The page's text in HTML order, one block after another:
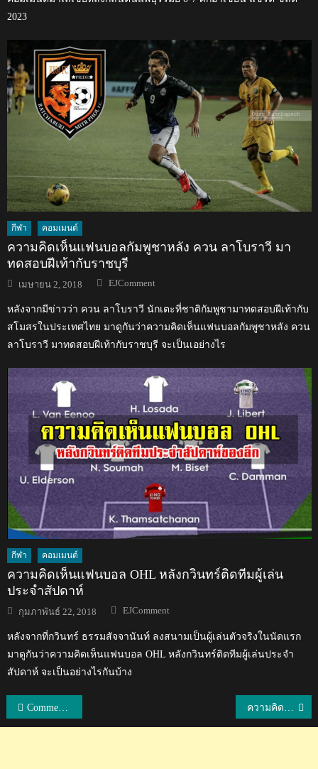
2023
กีฬา คอมเมนต์
ความคิดเห็นแฟนบอลกัมพูชาหลัง ควน ลาโบราวี มา
ทดสอบฝีเท้ากับราชบุรี
Posted
on
เมษายน 2, 2018 Author
EJComment
หลังจากมีข่าวว่า ควน ลาโบราวี นักเตะที่ชาติกัมพูชามาทดสอบฝีเท้ากับ
สโมสรในประเทศไทย มาดูกันว่าความคิดเห็นแฟนบอลกัมพูชาหลัง ควน
ลาโบราวี มาทดสอบฝีเท้ากับราชบุรี จะเป็นเอย่างไร
กีฬา คอมเมนต์
ความคิดเห็นแฟนบอล OHL หลังกวินทร์ติดทีมผู้เล่น
ประจำสัปดาห์
Posted
on
กุมภาพันธ์ 22, 2018 Author
EJComment
หลังจากที่กวินทร์ ธรรมสัจจานันท์ ลงสนามเป็นผู้เล่นตัวจริงในนัดแรก
มาดูกันว่าความคิดเห็นแฟนบอล OHL หลังกวินทร์ติดทีมผู้เล่นประจำ
สัปดาห์ จะเป็นอย่างไรกันบ้าง
แนะแนว
Comment แฟนบอลจากเพจ AFC หลังไทยแพ้กาตาร์ช่วงต่อเวลา 7-3 AFC U19 ความคิดเห็นแฟนบอลเวียดนามเกี่ยวกับการจากไปของเจ้าสัววิชัย ศรีวัฒนประภา